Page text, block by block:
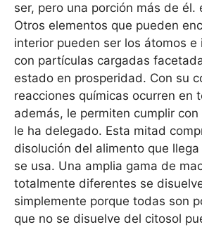
ser, pero una porción más de él.
Otros elementos que pueden
interior pueden ser los átomos e
con partículas cargadas
estado en prosperidad. Con su
reacciones químicas ocurren en
además, le permiten cumplir
le ha delegado. Esta mitad
disolución del alimento que
se usa. Una amplia gama de
totalmente diferentes se
simplemente porque todas son
que no se disuelve del citosol